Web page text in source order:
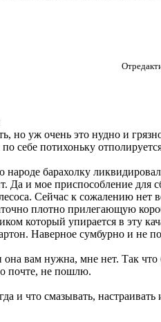
но уж очень это нудно и
себе потихоньку
народе барахолку
Да и мое приспособление для
Сейчас к сожалению
плотно прилегающую
который упирается в эту
Наверное сумбурно и не
она вам нужна, мне нет. Так
почте, не пошлю.
и что смазывать, настраивать